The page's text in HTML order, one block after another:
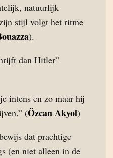
natuurlijk
stijl volgt het ritme
).
dan Hitler”
intens en zo maar hij
(Özcan Akyol)
dat prachtige
(en niet alleen in de